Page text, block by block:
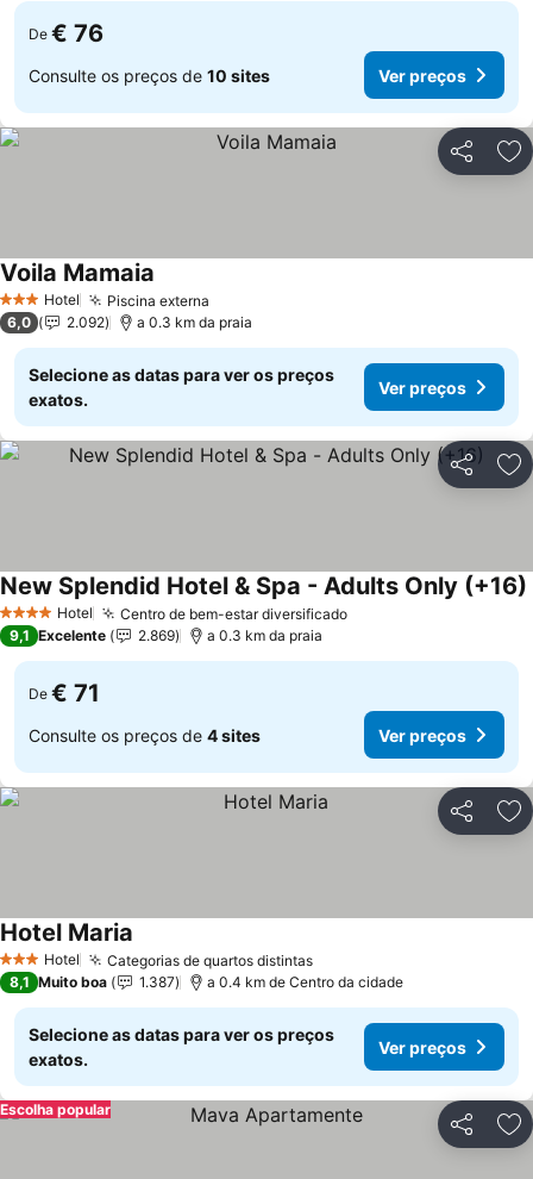
De € 76
Consulte os preços de 10 sites Ver preços
Partilhar
3 EstrelasHotel Piscina externa
Voila Mamaia
6,0 2.092 a 0.3 km da praia
Selecione as datas para ver os preços
exatos.
Ver preços
Partilhar
4 EstrelasHotel Centro de bem-estar diversificadoVer preços
New Splendid Hotel & Spa - Adults Only (+16)
9,1 Excelente 2.869 a 0.3 km da praia
De € 71
Consulte os preços de 4 sites Ver preços
Partilhar
3 EstrelasHotel Categorias de quartos distintasVer preços
Hotel Maria
8,1 Muito boa 1.387 a 0.4 km de Centro da cidade
Selecione as datas para ver os preços
exatos.
Ver preços
Partilhar
Escolha popular